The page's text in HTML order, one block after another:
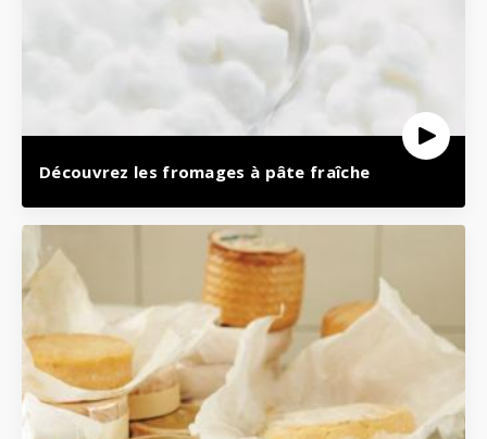
Découvrez les fromages à pâte fraîche